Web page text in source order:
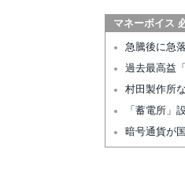
マネーボイス
急騰後に急
過去最高益
村田製作所
「蓄電所」
暗号通貨が